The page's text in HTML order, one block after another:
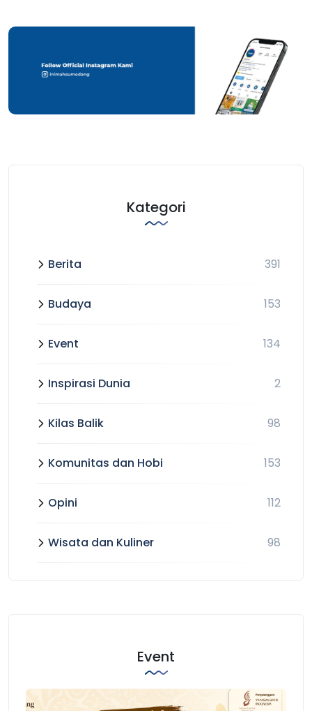
Kategori
Berita 391
Budaya 153
Event 134
Inspirasi Dunia 2
Kilas Balik 98
Komunitas dan Hobi 153
Opini 112
Wisata dan Kuliner 98
Event